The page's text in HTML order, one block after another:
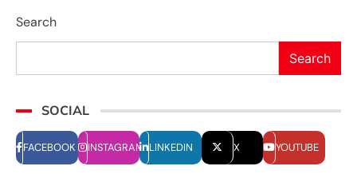
Search
Search
SOCIAL
FACEBOOK INSTAGRAM LINKEDIN X YOUTUBE